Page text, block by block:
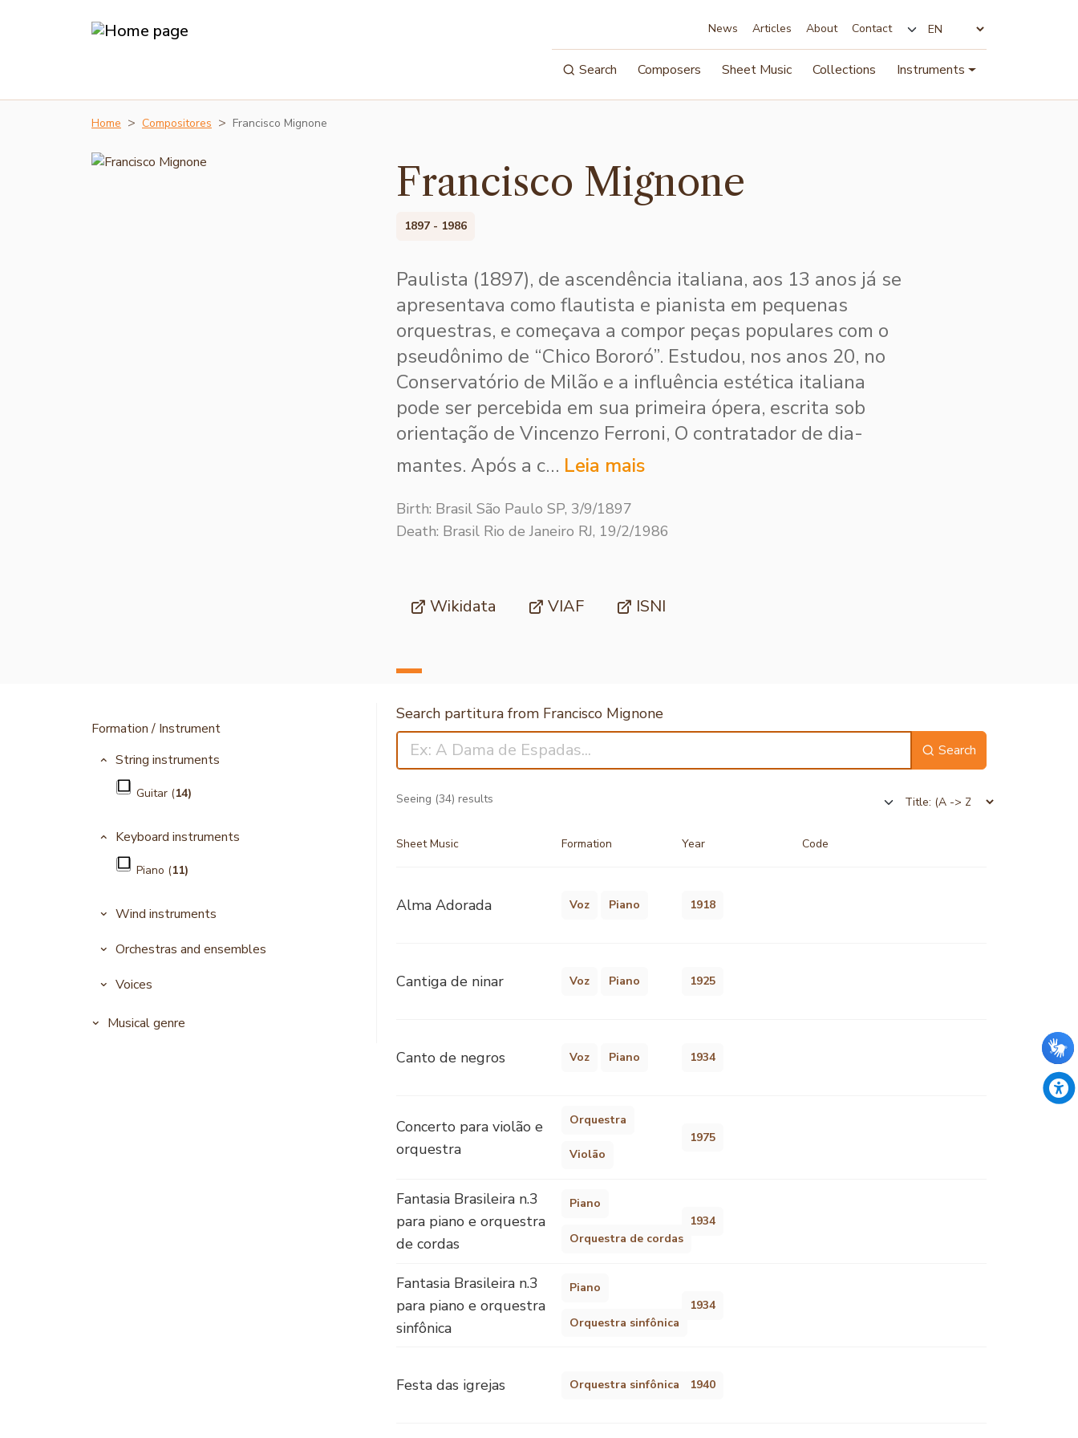
News Articles About Contact
Search Composers Sheet Music Collections Instruments
Home Compositores Francisco Mignone
Francisco Mignone
1897 - 1986
Paulista (1897), de ascendência italiana, aos 13 anos já se
apresentava como flautista e pianista em pequenas
orquestras, e começava a compor peças populares com o
pseudônimo de “Chico Bororó”. Estudou, nos anos 20, no
Con­servatório de Milão e a influência estética italiana
pode ser percebida em sua primeira ópera, escrita sob
orientação de Vincenzo Ferroni, O contratador de dia­
mantes. Após a c… Leia mais
Birth: Brasil São Paulo SP, 3/9/1897
Death: Brasil Rio de Janeiro RJ, 19/2/1986
Wikidata VIAF ISNI
Formation / Instrument
String instruments
Guitar (14)
Keyboard instruments
Piano (11)
Wind instruments
Orchestras and ensembles
Voices
Musical genre
Search partitura from Francisco Mignone
Search
Seeing (34) results
Sheet Music Formation Year Code
Alma Adorada Voz Piano 1918
Cantiga de ninar Voz Piano 1925
Canto de negros Voz Piano 1934
Concerto para violão e
orquestra
Orquestra
Violão
1975
Fantasia Brasileira n.3
para piano e orquestra
de cordas
Piano
Orquestra de cordas
1934
Fantasia Brasileira n.3
para piano e orquestra
sinfônica
Piano
Orquestra sinfônica
1934
Festa das igrejas Orquestra sinfônica 1940